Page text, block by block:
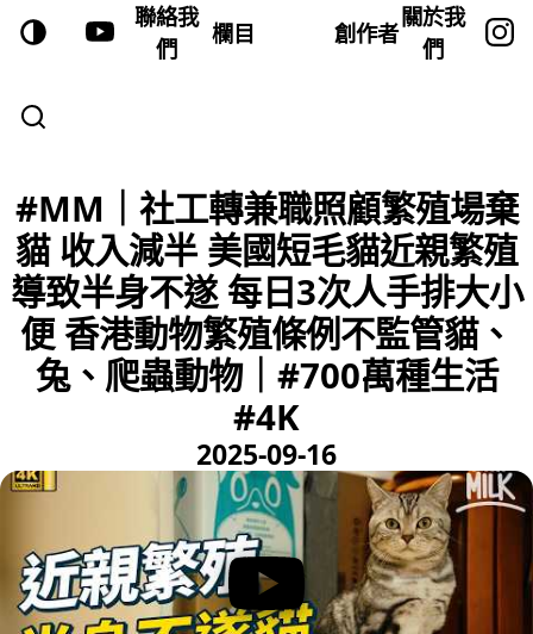
聯絡我
們
欄目 創作者
關於我
們
#MM｜社工轉兼職照顧繁殖場棄
貓 收入減半 美國短毛貓近親繁殖
導致半身不遂 每日3次人手排大小
便 香港動物繁殖條例不監管貓、
兔、爬蟲動物｜#700萬種生活
#4K
2025-09-16